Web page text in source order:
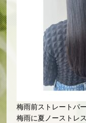
梅雨前ストレートパ
梅雨に夏ノーストレ